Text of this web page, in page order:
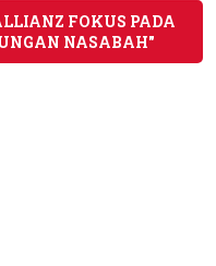
FOKUS PADA
NASABAH"